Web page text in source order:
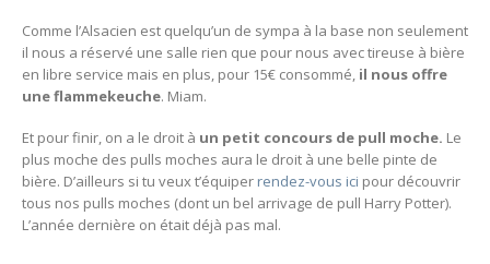
Comme l’Alsacien est quelqu’un de sympa à la base non seulement
il nous a réservé une salle rien que pour nous avec tireuse à bière
en libre service mais en plus, pour 15€ consommé, il nous offre
une flammekeuche. Miam.
Et pour finir, on a le droit à un petit concours de pull moche. Le
plus moche des pulls moches aura le droit à une belle pinte de
bière. D’ailleurs si tu veux t’équiper rendez-vous ici pour découvrir
tous nos pulls moches (dont un bel arrivage de pull Harry Potter).
L’année dernière on était déjà pas mal.